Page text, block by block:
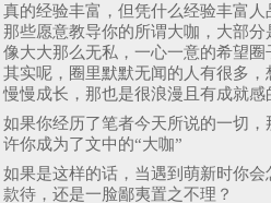
真的经验丰富，但凭什么经验丰富人
那些愿意教导你的所谓大咖，大部
像大大那么无私，一心一意的希望圈
其实呢，圈里默默无闻的人有很多
慢慢成长，那也是很浪漫且有成就感
如果你经历了笔者今天所说的一切
许你成为了文中的“大咖”
如果是这样的话，当遇到萌新时你
款待，还是一脸鄙夷置之不理？